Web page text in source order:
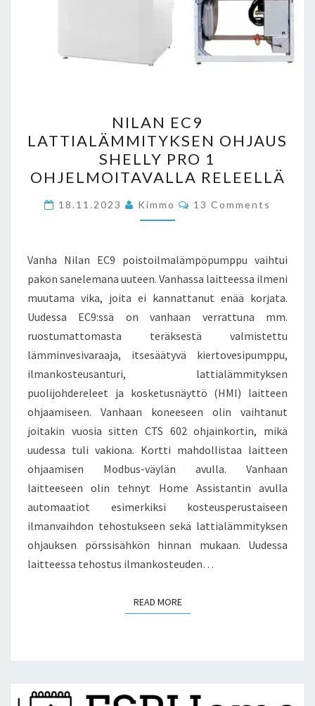
EC9
LATTIALÄMMITYKSEN
OHJAUS
SHELLY
PRO
1
RELEELLÄ
NILAN EC9
LATTIALÄMMITYKSEN OHJAUS
SHELLY PRO 1
OHJELMOITAVALLA RELEELLÄ
18.11.2023 Kimmo Comments
13 Comments
Vanha Nilan EC9 poistoilmalämpöpumppu vaihtui
pakon sanelemana uuteen. Vanhassa laitteessa ilmeni
muutama vika, joita ei kannattanut enää korjata.
Uudessa EC9:ssä on vanhaan verrattuna mm.
ruostumattomasta teräksestä valmistettu
lämminvesivaraaja, itsesäätyvä kiertovesipumppu,
ilmankosteusanturi, lattialämmityksen
puolijohdereleet ja kosketusnäyttö (HMI) laitteen
ohjaamiseen. Vanhaan koneeseen olin vaihtanut
joitakin vuosia sitten CTS 602 ohjainkortin, mikä
uudessa tuli vakiona. Kortti mahdollistaa laitteen
ohjaamisen Modbus-väylän avulla. Vanhaan
laitteeseen olin tehnyt Home Assistantin avulla
automaatiot esimerkiksi kosteusperustaiseen
ilmanvaihdon tehostukseen sekä lattialämmityksen
ohjauksen pörssisähkön hinnan mukaan. Uudessa
laitteessa tehostus ilmankosteuden…
READ MOREREAD MORE